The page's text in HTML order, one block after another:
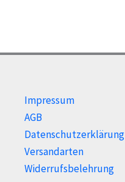
Impressum
AGB
Datenschutzerklärung
Versandarten
Widerrufsbelehrung